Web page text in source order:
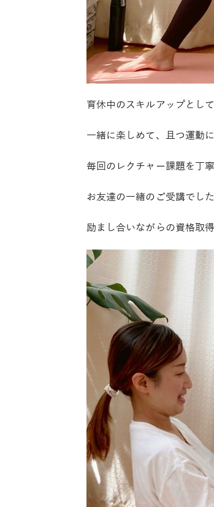
育休中のスキルアップとし
一緒に楽しめて、且つ運動
毎回のレクチャー課題を丁
お友達の一緒のご受講でし
励まし合いながらの資格取得